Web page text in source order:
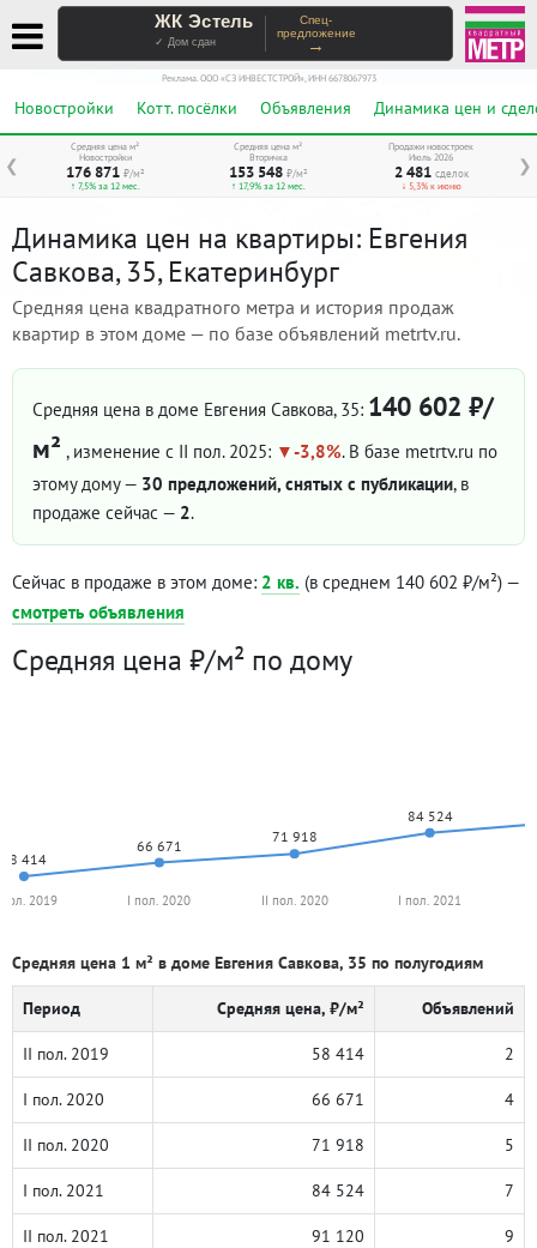
ЖК Эстель
✓ Дом сдан
Спец-
предложение
→
Реклама. ООО «СЗ ИНВЕСТСТРОЙ», ИНН 6678067973
Новостройки Котт. посёлки Объявления Динамика цен и
❮ ❯
Средняя цена м²
Новостройки
176 871 ₽/м²
↑ 7,5% за 12 мес.
Средняя цена м²
Вторичка
153 548 ₽/м²
↑ 17,9% за 12 мес.
Продажи новостроек
Июль 2026
2 481 сделок
↓ 5,3% к июню
Динамика цен на квартиры: Евгения
Савкова, 35, Екатеринбург
Средняя цена квадратного метра и история продаж
квартир в этом доме — по базе объявлений metrtv.ru.
Средняя цена в доме Евгения Савкова, 35: 140 602 ₽/
м² , изменение с II пол. 2025: -3,8%. В базе metrtv.ru по
этому дому — 30 предложений, снятых с публикации, в
продаже сейчас — 2.
Сейчас в продаже в этом доме: 2 кв. (в среднем 140 602 ₽/м²) —
смотреть объявления
Средняя цена ₽/м² по дому
58 414
66 671 71 918
84 524
2019 I пол. 2020 II пол. 2020 I пол. 2021
Средняя цена 1 м² в доме Евгения Савкова, 35 по полугодиям
Период Средняя цена, ₽/м² Объявлений
II пол. 2019 58 414 2
I пол. 2020 66 671 4
II пол. 2020 71 918 5
I пол. 2021 84 524 7
II пол. 2021 91 120 9